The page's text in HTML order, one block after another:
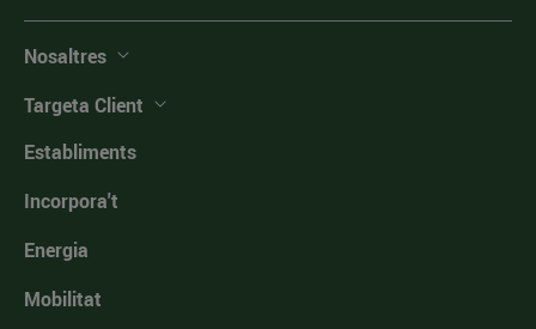
Nosaltres
Targeta Client
Establiments
Incorpora't
Energia
Mobilitat